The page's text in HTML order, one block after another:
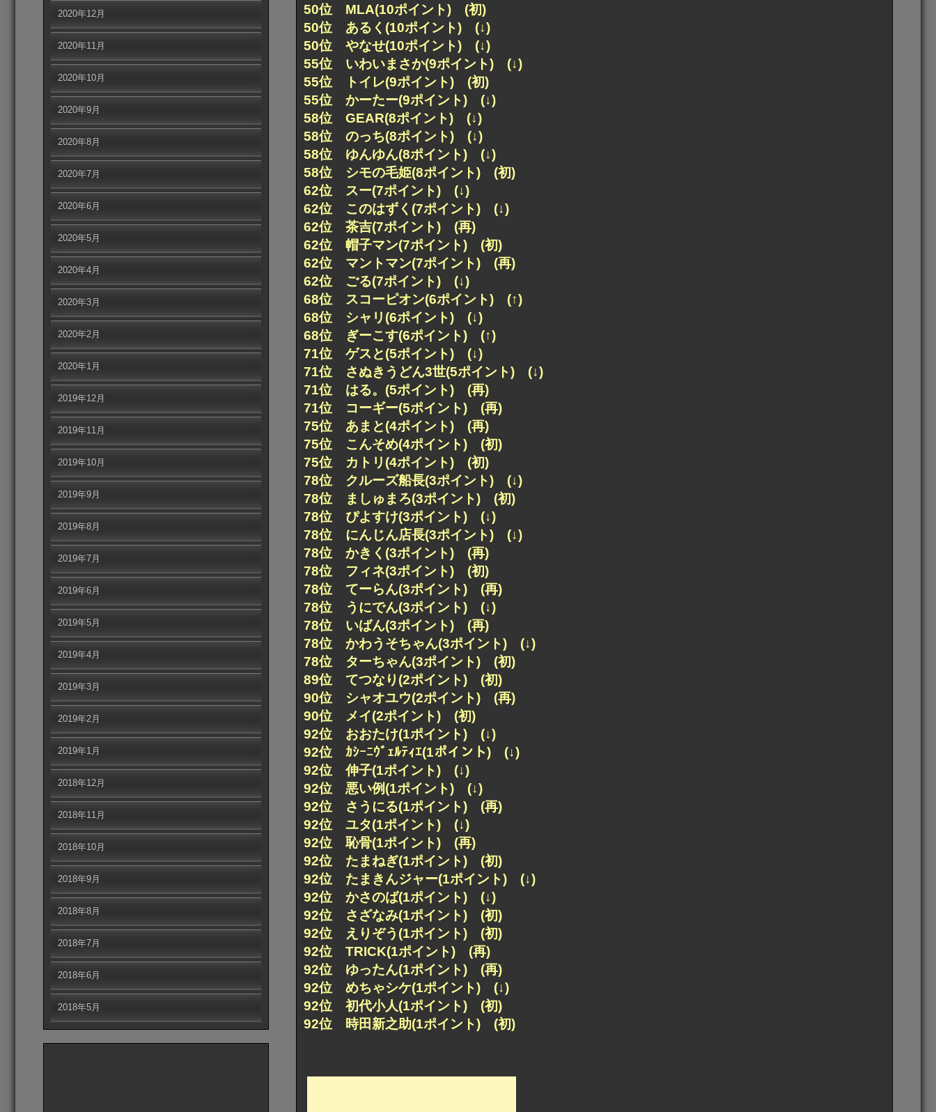
50位 MLA(10ポイント) (初)
50位 あるく(10ポイント) (↓)
50位 やなせ(10ポイント) (↓)
55位 いわいまさか(9ポイント) (↓)
55位 トイレ(9ポイント) (初)
55位 かーたー(9ポイント) (↓)
58位 GEAR(8ポイント) (↓)
58位 のっち(8ポイント) (↓)
58位 ゆんゆん(8ポイント) (↓)
58位 シモの毛姫(8ポイント) (初)
62位 スー(7ポイント) (↓)
62位 このはずく(7ポイント) (↓)
62位 茶吉(7ポイント) (再)
62位 帽子マン(7ポイント) (初)
62位 マントマン(7ポイント) (再)
62位 ごる(7ポイント) (↓)
68位 スコーピオン(6ポイント) (↑)
68位 シャリ(6ポイント) (↓)
68位 ぎーこす(6ポイント) (↑)
71位 ゲスと(5ポイント) (↓)
71位 さぬきうどん3世(5ポイント) (↓)
71位 はる。(5ポイント) (再)
71位 コーギー(5ポイント) (再)
75位 あまと(4ポイント) (再)
75位 こんそめ(4ポイント) (初)
75位 カトリ(4ポイント) (初)
78位 クルーズ船長(3ポイント) (↓)
78位 ましゅまろ(3ポイント) (初)
78位 ぴよすけ(3ポイント) (↓)
78位 にんじん店長(3ポイント) (↓)
78位 かきく(3ポイント) (再)
78位 フィネ(3ポイント) (初)
78位 てーらん(3ポイント) (再)
78位 うにでん(3ポイント) (↓)
78位 いばん(3ポイント) (再)
78位 かわうそちゃん(3ポイント) (↓)
78位 ターちゃん(3ポイント) (初)
89位 てつなり(2ポイント) (初)
90位 シャオユウ(2ポイント) (再)
90位 メイ(2ポイント) (初)
92位 おおたけ(1ポイント) (↓)
92位 ｶｼｰﾆｳﾞｪﾙﾃｨｴ(1ポイント) (↓)
92位 伸子(1ポイント) (↓)
92位 悪い例(1ポイント) (↓)
92位 さうにる(1ポイント) (再)
92位 ユタ(1ポイント) (↓)
92位 恥骨(1ポイント) (再)
92位 たまねぎ(1ポイント) (初)
92位 たまきんジャー(1ポイント) (↓)
92位 かさのば(1ポイント) (↓)
92位 さざなみ(1ポイント) (初)
92位 えりぞう(1ポイント) (初)
92位 TRICK(1ポイント) (再)
92位 ゆったん(1ポイント) (再)
92位 めちゃシケ(1ポイント) (↓)
92位 初代小人(1ポイント) (初)
92位 時田新之助(1ポイント) (初)
2020年12月
2020年11月
2020年10月
2020年9月
2020年8月
2020年7月
2020年6月
2020年5月
2020年4月
2020年3月
2020年2月
2020年1月
2019年12月
2019年11月
2019年10月
2019年9月
2019年8月
2019年7月
2019年6月
2019年5月
2019年4月
2019年3月
2019年2月
2019年1月
2018年12月
2018年11月
2018年10月
2018年9月
2018年8月
2018年7月
2018年6月
2018年5月